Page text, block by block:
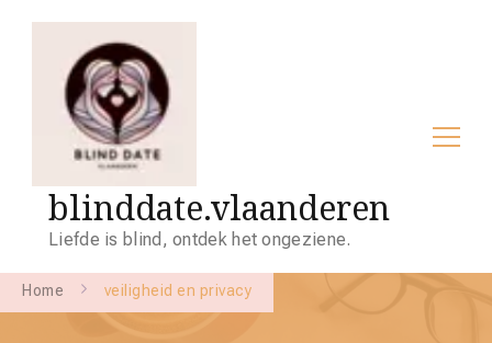
blinddate.vlaanderen
Liefde is blind, ontdek het ongeziene.
Home veiligheid en privacy